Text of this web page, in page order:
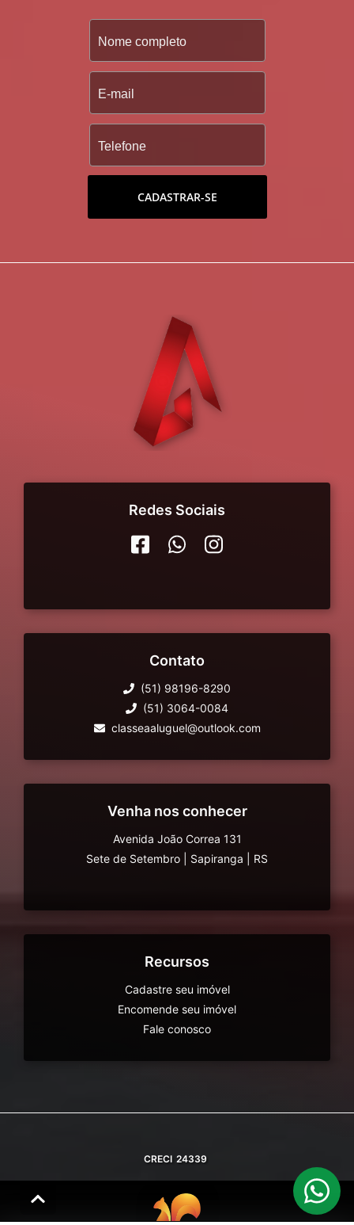
CADASTRAR-SE
Redes Sociais
Contato
(51) 98196-8290
(51) 3064-0084
classeaaluguel@outlook.com
Venha nos conhecer
Avenida João Correa 131
Sete de Setembro
Sapiranga RS
Recursos
Cadastre seu imóvel
Encomende seu imóvel
Fale conosco
CRECI 24339